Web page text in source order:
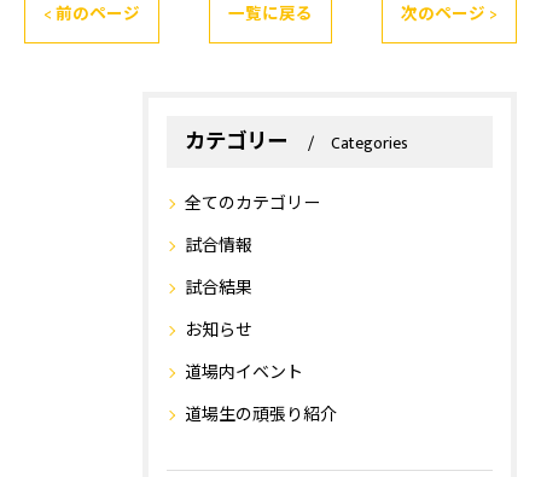
< 前のページ 一覧に戻る 次のページ >
カテゴリー Categories
全てのカテゴリー
試合情報
試合結果
お知らせ
道場内イベント
道場生の頑張り紹介